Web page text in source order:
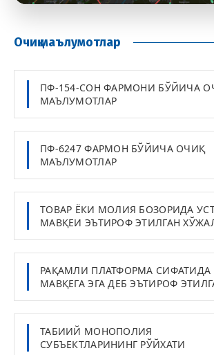
Очиқ маълумотлар
ПФ-154-СОН ФАРМОНИ БЎЙИЧА
МАЪЛУМОТЛАР
ПФ-6247 ФАРМОН БЎЙИЧА ОЧИҚ
МАЪЛУМОТЛАР
ТОВАР ЁКИ МОЛИЯ БОЗОРИДА
МАВҚЕИ ЭЪТИРОФ ЭТИЛГАН
РАҚАМЛИ ПЛАТФОРМА СИФАТИДА
МАВҚЕГА ЭГА ДЕБ ЭЪТИРОФ
ТАБИИЙ МОНОПОЛИЯ
СУБЪЕКТЛАРИНИНГ РЎЙХАТИ